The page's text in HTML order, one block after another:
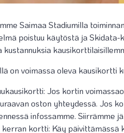
Saimaa Stadiumilla
poistuu käytöstä ja
kustannuksia
on voimassa oleva kausikortti
Jos kortin
oston yhteydessä. Jos
infossamme. Siirrämme
kerran kortti: Käy päivittämässä